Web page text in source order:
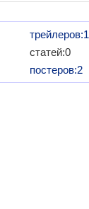
трейлеров:1
статей:0
постеров:2